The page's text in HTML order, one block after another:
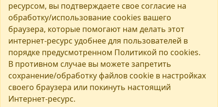
ресурсом, вы подтверждаете свое согласие на
обработку/использование cookies вашего
браузера, которые помогают нам делать этот
интернет-ресурс удобнее для пользователей в
порядке предусмотренном Политикой по cookies.
В противном случае вы можете запретить
сохранение/обработку файлов cookie в настройках
своего браузера или покинуть настоящий
Интернет-ресурс.